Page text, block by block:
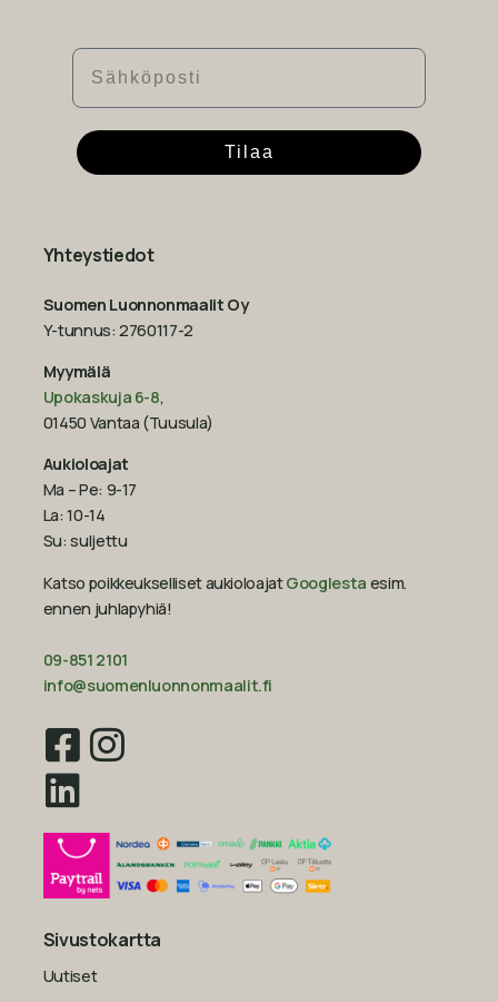
Sähköposti
Tilaa
Yhteystiedot
Suomen Luonnonmaalit Oy
Y-tunnus: 2760117-2
Myymälä
Upokaskuja 6-8,
01450 Vantaa (Tuusula)
Aukioloajat
Ma – Pe: 9-17
La: 10-14
Su: suljettu
Katso poikkeukselliset aukioloajatGooglesta esim.
ennen juhlapyhiä!‍
09-851 2101
info@suomenluonnonmaalit.fi
Sivustokartta
Uutiset